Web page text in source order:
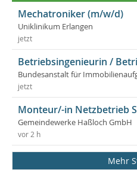
Mechatroniker (m/w/d)
Uniklinikum Erlangen
jetzt
Betriebsingenieurin /
Bundesanstalt für
jetzt
Monteur/-in Netzbetrieb
Gemeindewerke Haßloch GmbH
vor 2 h
Mehr